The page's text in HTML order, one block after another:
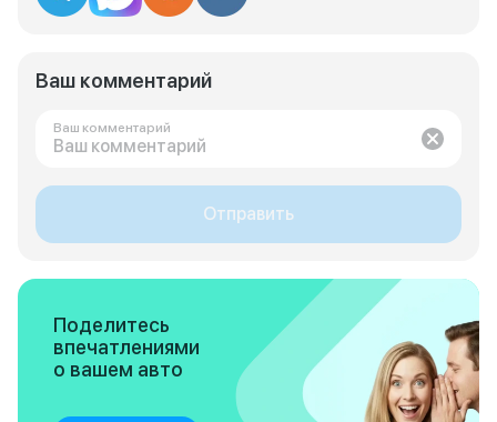
Ваш комментарий
Ваш комментарий
Отправить
Поделитесь
впечатлениями
о вашем авто